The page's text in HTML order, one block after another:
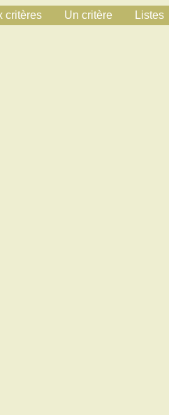
critères Un critère Listes